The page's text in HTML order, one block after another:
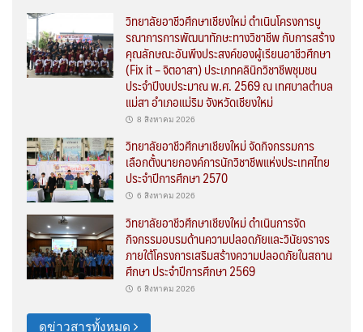
วิทยาลัยอาชีวศึกษาเชียงใหม่ ดำเนินโครงการบู
รณาการการพัฒนาทักษะทางวิชาชีพ กับการสร้าง
คุณลักษณะอันพึงประสงค์ของผู้เรียนอาชีวศึกษา
(Fix it – จิตอาสา) ประเภทคลินิกวิชาชีพชุมชน
ประจำปีงบประมาณ พ.ศ. 2569 ณ เทศบาลตำบล
แม่สา อำเภอแม่ริม จังหวัดเชียงใหม่
8 สิงหาคม 2026
วิทยาลัยอาชีวศึกษาเชียงใหม่ จัดกิจกรรมการ
เลือกตั้งนายกองค์การนักวิชาชีพแห่งประเทศไทย
ประจำปีการศึกษา 2570
6 สิงหาคม 2026
วิทยาลัยอาชีวศึกษาเชียงใหม่ ดำเนินการจัด
กิจกรรมอบรมด้านความปลอดภัยและวินัยจราจร
ภายใต้โครงการเสริมสร้างความปลอดภัยในสถาน
ศึกษา ประจำปีการศึกษา 2569
6 สิงหาคม 2026
ดูข่าวสารทั้งหมด